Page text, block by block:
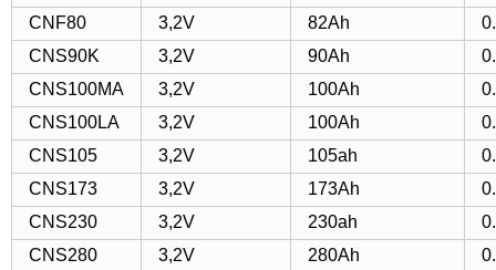
CNF80
3,2V 82Ah
CNS90K
3,2V 90Ah
CNS100MA
3,2V 100Ah
CNS100LA
3,2V 100Ah
CNS105
3,2V 105ah
CNS173
3,2V 173Ah
CNS230
3,2V 230ah
CNS280
3,2V 280Ah